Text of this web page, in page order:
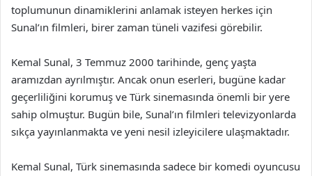
toplumunun dinamiklerini anlamak isteyen herkes için
Sunal’ın filmleri, birer zaman tüneli vazifesi görebilir.
Kemal Sunal, 3 Temmuz 2000 tarihinde, genç yaşta
aramızdan ayrılmıştır. Ancak onun eserleri, bugüne kadar
geçerliliğini korumuş ve Türk sinemasında önemli bir yere
sahip olmuştur. Bugün bile, Sunal’ın filmleri televizyonlarda
sıkça yayınlanmakta ve yeni nesil izleyicilere ulaşmaktadır.
Kemal Sunal, Türk sinemasında sadece bir komedi oyuncusu